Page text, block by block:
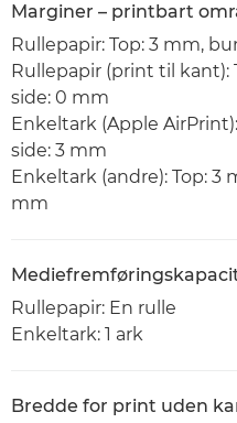
Marginer – printbart
Rullepapir: Top: 3 mm,
Rullepapir (print til kant):
side: 0 mm
Enkeltark (Apple
side: 3 mm
Enkeltark (andre): Top: 3
mm
Rullepapir: En rulle
Enkeltark: 1 ark
Bredde for print uden